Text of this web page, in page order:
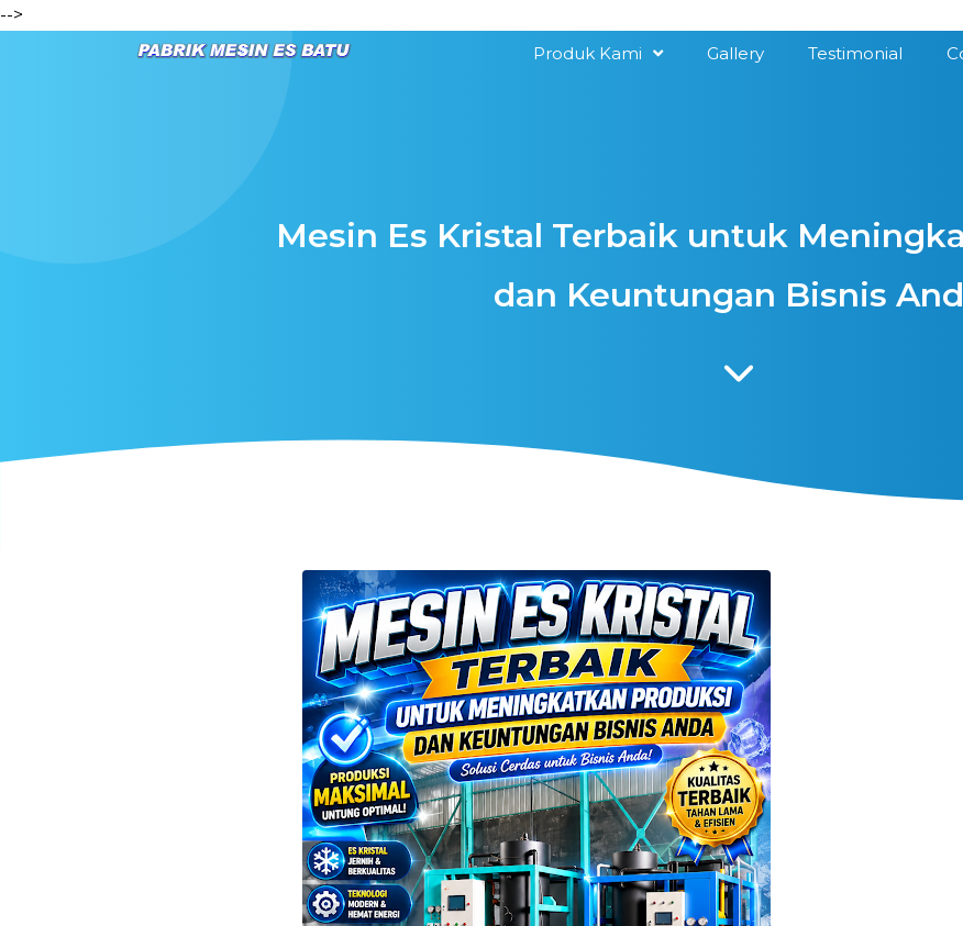
-->
Produk Kami
Gallery Testimonial
Mesin Es Kristal Terbaik untuk
dan Keuntungan Bisnis